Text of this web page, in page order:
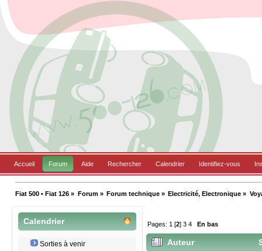
Accueil Forum Aide Rechercher Calendrier Identifiez-vous
Fiat 500 • Fiat 126 » Forum» Forum technique» Electricité, Electronique »
Calendrier
Sorties à venir
Pages: 1 [2]3 4 En bas
Auteur